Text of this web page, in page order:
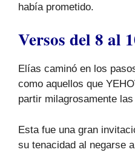
había prometido.
Versos del 8 al
Elías caminó en los
como aquellos que
partir milagrosamente
Esta fue una gran
su tenacidad al negarse